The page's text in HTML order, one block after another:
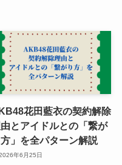
花田藍衣の契約解除
とアイドルとの「繋が
方」を全パターン解説
年6月25日